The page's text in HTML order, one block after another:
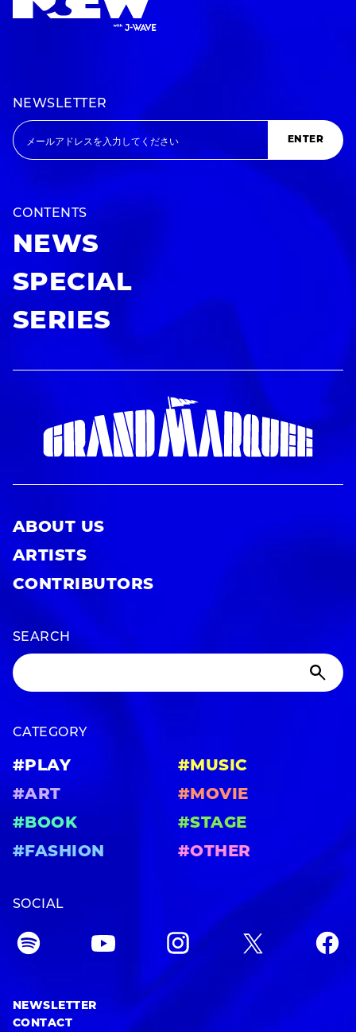
NEWSLETTER
ENTER
CONTENTS
NEWS
SPECIAL
SERIES
ABOUT US
ARTISTS
CONTRIBUTORS
SEARCH
CATEGORY
#PLAY
#MUSIC
#ART
#MOVIE
#BOOK
#STAGE
#FASHION
#OTHER
SOCIAL
NEWSLETTER
CONTACT